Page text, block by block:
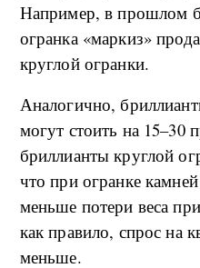
Например, в прошлом
огранка «маркиз»
круглой огранки.
Аналогично,
могут стоить на 15–30
бриллианты круглой
что при огранке
меньше потери веса
как правило, спрос на
меньше.